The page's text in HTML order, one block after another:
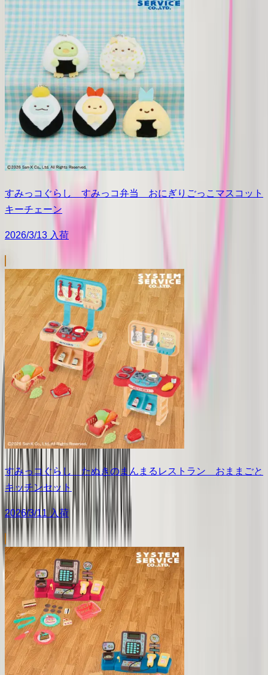
すみっコぐらし すみっコ弁当 おにぎりごっこマスコット
キーチェーン
2026/3/13 入荷
すみっコぐらし たぬきのまんまるレストラン おままごと
キッチンセット
2026/3/11 入荷